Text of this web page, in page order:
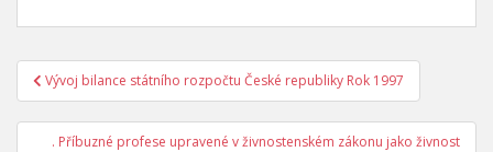
Navigace
pro
příspěvek
Vývoj bilance státního rozpočtu České republiky Rok 1997
. Příbuzné profese upravené v živnostenském zákonu jako živnost